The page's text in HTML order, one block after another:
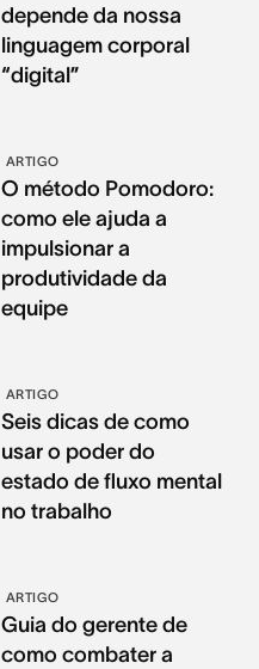
depende da nossa
linguagem corporal
“digital”
ARTIGO
O método Pomodoro:
como ele ajuda a
impulsionar a
produtividade da
equipe
ARTIGO
Seis dicas de como
usar o poder do
estado de fluxo mental
no trabalho
ARTIGO
Guia do gerente de
como combater a